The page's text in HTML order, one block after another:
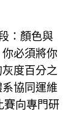
：顏色與
你必須將你
度百分之
協同運維
賽向專門研